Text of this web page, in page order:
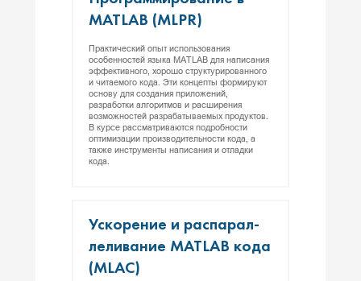
MATLAB (MLPR)
Практический опыт использования
особенностей языка MATLAB для написания
эффективного, хорошо структурированного
и читаемого кода. Эти концепты формируют
основу для создания приложений,
разработки алгоритмов и расширения
возможностей разрабатываемых продуктов.
В курсе рассматриваются подробности
оптимизации производительности кода, а
также инструменты написания и отладки
кода.
Ус­ко­рение и рас­па­рал­
ле­лива­ние MATLAB ко­да
(MLAC)